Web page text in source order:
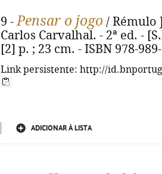
9 -Pensar o jogo / Rémulo
Carlos Carvalhal. - 2ª ed. -
[2] p. ; 23 cm. - ISBN 978-
Link persistente: http://
ADICIONAR À LISTA